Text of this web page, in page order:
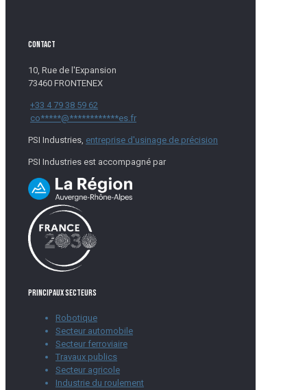
CONTACT
10, Rue de l'Expansion
73460 FRONTENEX
+33 4 79 38 59 62
co*****@************es.fr
PSI Industries, entreprise d'usinage de précision
PSI Industries est accompagné par
Principaux secteurs
Robotique
Secteur automobile
Secteur ferroviaire
Travaux publics
Secteur agricole
Industrie du roulement